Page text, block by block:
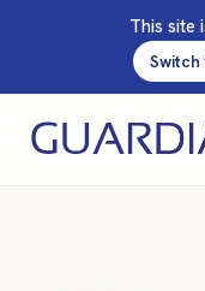
This site
Switch